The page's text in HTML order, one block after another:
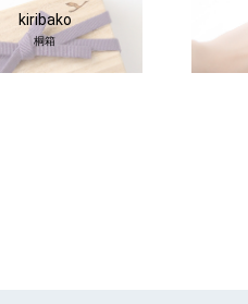
kiribako
桐箱